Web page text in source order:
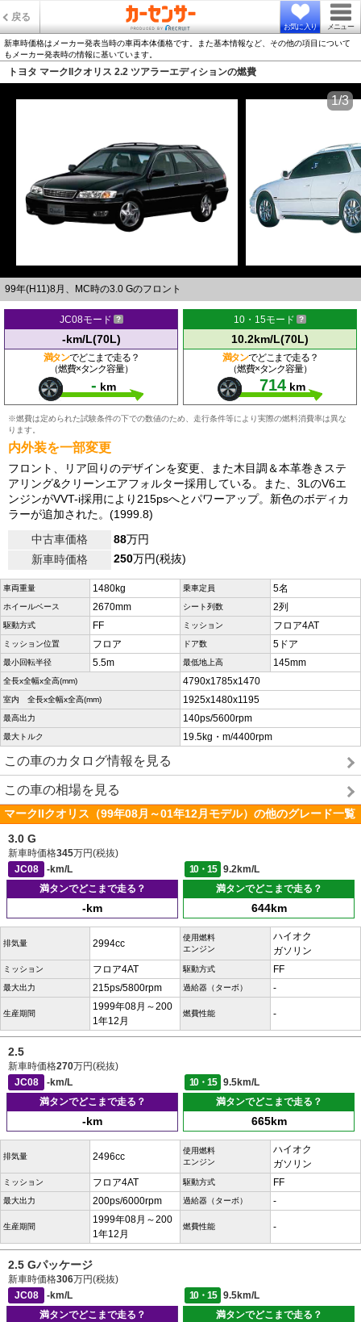
戻る
お気に入り メニュー
新車時価格はメーカー発表当時の車両本体価格です。また基本情報など、その他の項目について
もメーカー発表時の情報に基いています。
トヨタ マークIIクオリス 2.2 ツアラーエディションの燃費
99年(H11)8月、MC時の3.0 Gのフロント
1/3
JC08モード
-km/L(70L)
満タンでどこまで走る？
（燃費×タンク容量）
- km
10・15モード
10.2km/L(70L)
満タンでどこまで走る？
（燃費×タンク容量）
714 km
※燃費は定められた試験条件の下での数値のため、走行条件等により実際の燃料消費率は異な
ります。
内外装を一部変更
フロント、リア回りのデザインを変更、また木目調＆本革巻きステ
アリング&クリーンエアフォルター採用している。また、3LのV6エ
ンジンがVVT-i採用により215psへとパワーアップ。新色のボディカ
ラーが追加された。(1999.8)
中古車価格
88万円
新車時価格
250万円(税抜)
車両重量 1480kg 乗車定員 5名
ホイールベース 2670mm シート列数 2列
駆動方式 FF ミッション フロア4AT
ミッション位置 フロア ドア数 5ドア
最小回転半径 5.5m 最低地上高 145mm
全長x全幅x全高(mm) 4790x1785x1470
室内 全長x全幅x全高(mm) 1925x1480x1195
最高出力 140ps/5600rpm
最大トルク 19.5kg・m/4400rpm
この車のカタログ情報を見る
この車の相場を見る
マークIIクオリス（99年08月～01年12月モデル）の他のグレード一覧
3.0 G
新車時価格345万円(税抜)
JC08
-km/L 10・15
9.2km/L
満タンでどこまで走る？
-km
満タンでどこまで走る？
644km
排気量 2994cc
使用燃料
エンジン
ハイオク
ガソリン
ミッション フロア4AT 駆動方式 FF
最大出力 215ps/5800rpm 過給器（ターボ） -
生産期間
1999年08月～200
1年12月
燃費性能 -
2.5
新車時価格270万円(税抜)
JC08
-km/L 10・15
9.5km/L
満タンでどこまで走る？
-km
満タンでどこまで走る？
665km
排気量 2496cc
使用燃料
エンジン
ハイオク
ガソリン
ミッション フロア4AT 駆動方式 FF
最大出力 200ps/6000rpm 過給器（ターボ） -
生産期間
1999年08月～200
1年12月
燃費性能 -
2.5 Gパッケージ
新車時価格306万円(税抜)
JC08
-km/L 10・15
9.5km/L
満タンでどこまで走る？
満タンでどこまで走る？